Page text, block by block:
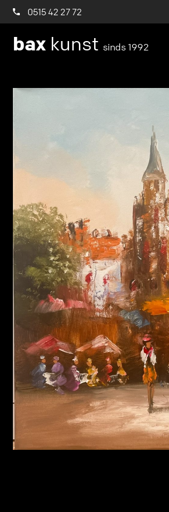
0515 42 27 72
bax kunst sinds 1992